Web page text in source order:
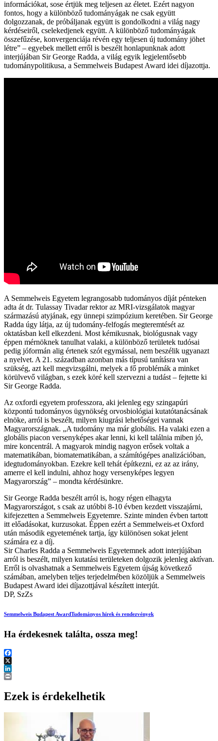
információkat, sose értjük meg teljesen az életet. Ezért nagyon
fontos, hogy a különböző tudományágak ne csak együtt
dolgozzanak, de próbáljanak együtt is gondolkodni a világ nagy
kérdéseiről, cselekedjenek együtt. A különböző tudományágak
összefűzése, konvergenciája révén egy teljesen új tudomány jöhet
létre” – egyebek mellett erről is beszélt honlapunknak adott
interjújában Sir George Radda, a világ egyik legjelentősebb
tudománypolitikusa, a Semmelweis Budapest Award idei díjazottja.
A Semmelweis Egyetem legrangosabb tudományos díját pénteken
adta át dr. Tulassay Tivadar rektor az MRI-vizsgálatok magyar
származású atyjának, egy ünnepi szimpózium keretében. Sir George
Radda úgy látja, az új tudomány-felfogás megteremtését az
oktatásban kell elkezdeni. Most kémikusnak, biológusnak vagy
éppen mérnöknek tanulhat valaki, a különböző területek tudósai
pedig jóformán alig értenek szót egymással, nem beszélik ugyanazt
a nyelvet. A 21. században azonban más típusú tanításra van
szükség, azt kell megvizsgálni, melyek a fő problémák a minket
körülvevő világban, s ezek köré kell szervezni a tudást – fejtette ki
Sir George Radda.
Az oxfordi egyetem professzora, aki jelenleg egy szingapúri
központú tudományos ügynökség orvosbiológiai kutatótanácsának
elnöke, arról is beszélt, milyen kiugrási lehetőségei vannak
Magyarországnak. „A tudomány ma már globális. Ha valaki ezen a
globális piacon versenyképes akar lenni, ki kell találnia miben jó,
mire koncentrál. A magyarok mindig nagyon erősek voltak a
matematikában, biomatematikában, a számítógépes analizációban,
idegtudományokban. Ezekre kell tehát építkezni, ez az az irány,
amerre el kell indulni, ahhoz hogy versenyképes legyen
Magyarország” – mondta kérdésünkre.
Sir George Radda beszélt arról is, hogy régen elhagyta
Magyarországot, s csak az utóbbi 8-10 évben kezdett visszajárni,
kifejezetten a Semmelweis Egyetemre. Szinte minden évben tartott
itt előadásokat, kurzusokat. Éppen ezért a Semmelweis-et Oxford
után második egyetemének tartja, így különösen sokat jelent
számára ez a díj.
Sir Charles Radda a Semmelweis Egyetemnek adott interjújában
arról is beszélt, milyen kutatási területeken dolgozik jelenleg aktívan.
Erről is olvashatnak a Semmelweis Egyetem újság következő
számában, amelyben teljes terjedelmében közöljük a Semmelweis
Budapest Award idei díjazottjával készített interjút.
DP, SzZs
Semmelweis Budapest AwardTudományos hírek és rendezvények
Ha érdekesnek találta, ossza meg!
Facebook
X
LinkedIn
Ezek is érdekelhetik